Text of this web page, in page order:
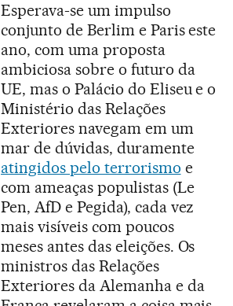
Esperava-se um impulso
conjunto de Berlim e Paris este
ano, com uma proposta
ambiciosa sobre o futuro da
UE, mas o Palácio do Eliseu e o
Ministério das Relações
Exteriores navegam em um
mar de dúvidas, duramente
atingidos pelo terrorismo e
com ameaças populistas (Le
Pen, AfD e Pegida), cada vez
mais visíveis com poucos
meses antes das eleições. Os
ministros das Relações
Exteriores da Alemanha e da